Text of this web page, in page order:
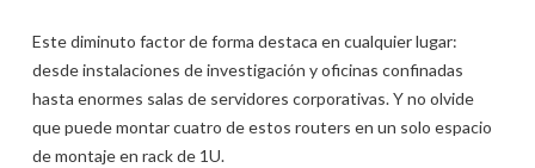
Este diminuto factor de forma destaca en cualquier lugar:
desde instalaciones de investigación y oficinas confinadas
hasta enormes salas de servidores corporativas. Y no olvide
que puede montar cuatro de estos routers en un solo espacio
de montaje en rack de 1U.